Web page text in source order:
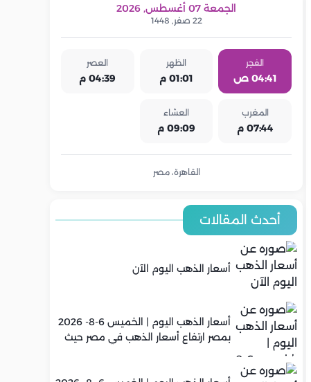
الجمعة 07 أغسطس, 2026
22 صفر, 1448
الفجر
04:41 ص
الظهر
01:01 م
العصر
04:39 م
المغرب
07:44 م
العشاء
09:09 م
القاهرة، مصر
أحدث المقالات
أسعار الذهب اليوم الآن
أسعار الذهب اليوم | الخميس 6-8- 2026
بمصر ارتفاع أسعار الذهب في مصر حيث